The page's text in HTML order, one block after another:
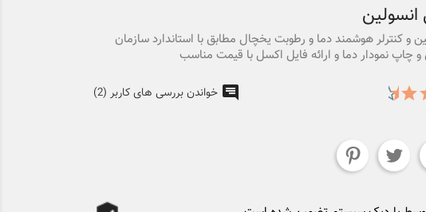
انسولین
و کنترلر هوشمند دما و رطوبت یخچال مطابق با استاندارد سازمان
چاپ نمودار دما و ارائه فایل اکسل با قیمت مناسب
خواندن بررسی های کاربر (2)